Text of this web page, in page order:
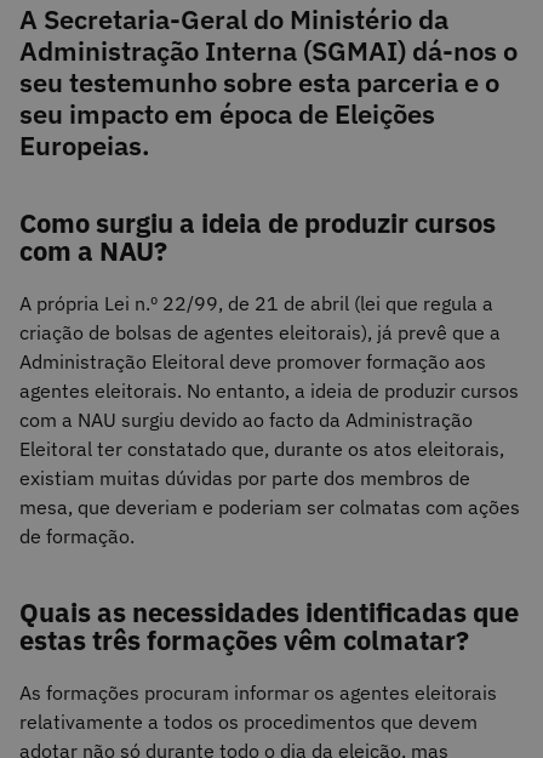
A Secretaria-Geral do Ministério da
Administração Interna (SGMAI) dá-nos o
seu testemunho sobre esta parceria e o
seu impacto em época de Eleições
Europeias.
Como surgiu a ideia de produzir cursos
com a NAU?
A própria Lei n.º 22/99, de 21 de abril (lei que regula a
criação de bolsas de agentes eleitorais), já prevê que a
Administração Eleitoral deve promover formação aos
agentes eleitorais. No entanto, a ideia de produzir cursos
com a NAU surgiu devido ao facto da Administração
Eleitoral ter constatado que, durante os atos eleitorais,
existiam muitas dúvidas por parte dos membros de
mesa, que deveriam e poderiam ser colmatas com ações
de formação.
Quais as necessidades identificadas que
estas três formações vêm colmatar?
As formações procuram informar os agentes eleitorais
relativamente a todos os procedimentos que devem
adotar não só durante todo o dia da eleição, mas